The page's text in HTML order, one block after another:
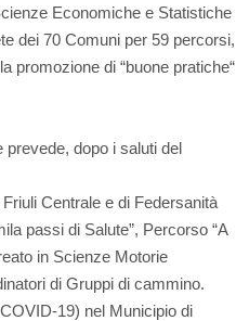
Economiche e Statistiche
dei 70 Comuni per 59 percorsi,
promozione di “buone pratiche“
prevede, dopo i saluti del
Centrale e di Federsanità
passi di Salute”, Percorso “A
in Scienze Motorie
di Gruppi di cammino.
19) nel Municipio di